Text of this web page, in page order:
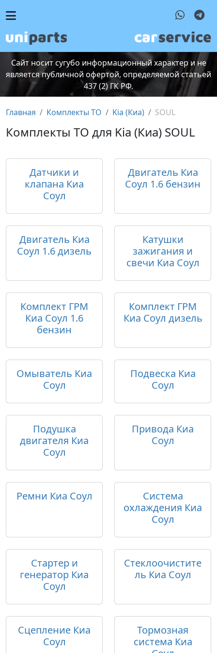
Сайт носит сугубо информационный характер и не
является публичной офертой, определяемой статьей
437 (2) ГК РФ.
Главная Комплекты ТО Kia (Киа) SOUL
Комплекты ТО для Kia (Киа) SOUL
Датчики и
клапана Киа
Соул
Двигатель Киа
Соул 1.6 бензин
Двигатель Киа
Соул 1.6 дизель
Катушки
зажигания и
свечи Киа Соул
Комплект ГРМ
Киа Соул 1.6
бензин
Комплект ГРМ
Киа Соул дизель
Омыватель Киа
Соул
Подвеска Киа
Соул
Подушка
двигателя Киа
Соул
Привода Киа
Соул
Ремни Киа Соул
Система
охлаждения Киа
Соул
Стартер и
генератор Киа
Соул
Стеклоочистите
ль Киа Соул
Сцепление Киа
Соул
Тормозная
система Киа